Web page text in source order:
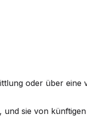
oder über eine
sie von